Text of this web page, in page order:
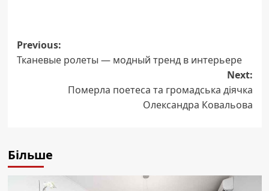
Post
navigation
Previous:
Тканевые ролеты — модный тренд в интерьере
Next:
Померла поетеса та громадська діячка
Олександра Ковальова
Більше